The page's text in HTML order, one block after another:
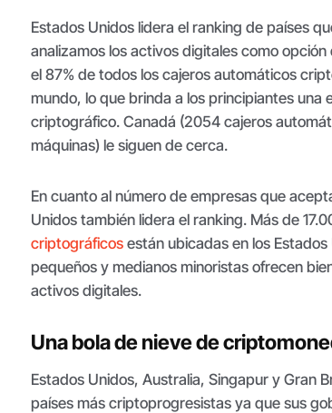
Estados Unidos lidera el ranking de países
analizamos los activos digitales como
el 87% de todos los cajeros automáticos
mundo, lo que brinda a los principiantes una
criptográfico. Canadá (2054 cajeros
máquinas) le siguen de cerca.
En cuanto al número de empresas que
Unidos también lidera el ranking. Más de
criptográficos están ubicadas en los
pequeños y medianos minoristas ofrecen
activos digitales.
Una bola de nieve de
Estados Unidos, Australia, Singapur y Gran
países más criptoprogresistas ya que sus